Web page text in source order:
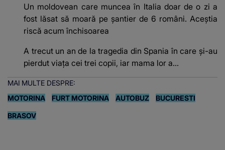
Un moldovean care muncea în Italia doar de o zi a
fost lăsat să moară pe şantier de 6 români. Aceștia
riscă acum închisoarea
A trecut un an de la tragedia din Spania în care și-au
pierdut viața cei trei copii, iar mama lor a…
MAI MULTE DESPRE:
MOTORINA
FURT MOTORINA AUTOBUZ BUCURESTI
BRASOV